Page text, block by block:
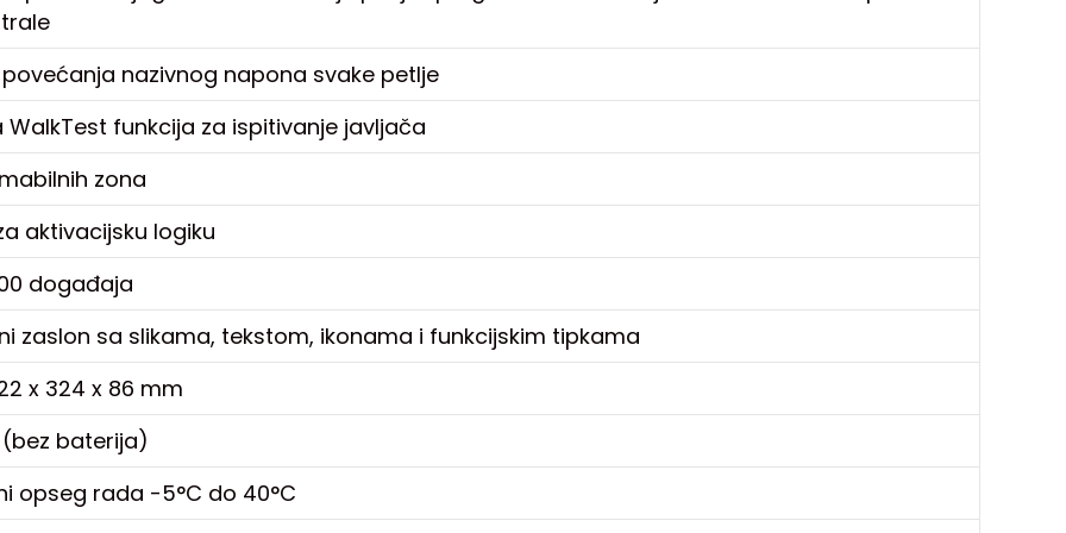
nazivnog napona svake petlje
funkcija za ispitivanje javljača
zona
aktivacijsku logiku
događaja
zaslon sa slikama, tekstom, ikonama i funkcijskim tipkama
x 324 x 86 mm
baterija)
opseg rada -5°C do 40°C